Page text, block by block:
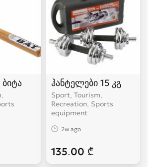
ჰანტელები 15 კგ
Sport, Tourism,
Recreation, Sports
equipment
2w ago
135.00 ₾